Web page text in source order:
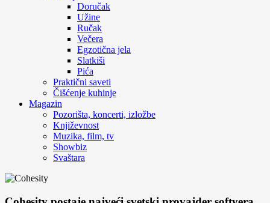
Doručak
Užine
Ručak
Večera
Egzotična jela
Slatkiši
Pića
Praktični saveti
Čišćenje kuhinje
Magazin
Pozorišta, koncerti, izložbe
Književnost
Muzika, film, tv
Showbiz
Svaštara